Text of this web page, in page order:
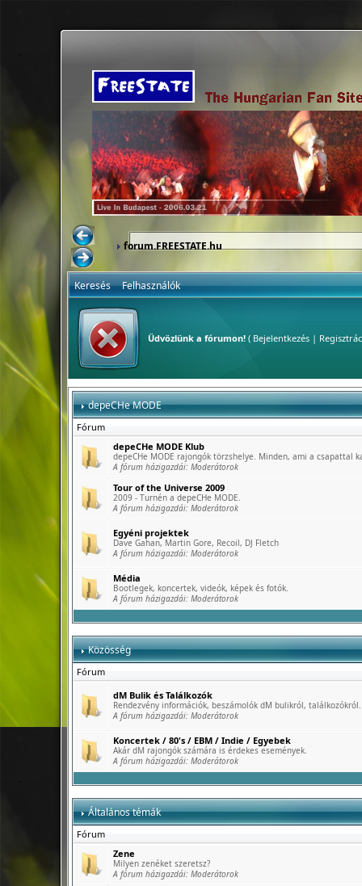
forum.FREESTATE.hu
Keresés Felhasználók
Üdvözlünk a fórumon!( Bejelentkezés|
depeCHe MODE
Fórum
depeCHe MODE Klub
depeCHe MODE rajongók törzshelye. Minden, ami a csapattal
A fórum házigazdái: Moderátorok
Tour of the Universe 2009
2009 - Turnén a depeCHe MODE.
A fórum házigazdái: Moderátorok
Egyéni projektek
Dave Gahan, Martin Gore, Recoil, DJ Fletch
A fórum házigazdái: Moderátorok
Média
Bootlegek, koncertek, videók, képek és fotók.
A fórum házigazdái: Moderátorok
Közösség
Fórum
dM Bulik és Találkozók
Rendezvény információk, beszámolók dM bulikról, találkozókról.
A fórum házigazdái: Moderátorok
Koncertek / 80's / EBM / Indie / Egyebek
Akár dM rajongók számára is érdekes események.
A fórum házigazdái: Moderátorok
Általános témák
Fórum
Zene
Milyen zenéket szeretsz?
A fórum házigazdái: Moderátorok